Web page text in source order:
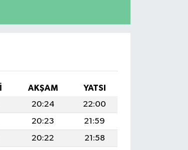
AKŞAM
YATSI
20:24
22:00
20:23
21:59
20:22
21:58